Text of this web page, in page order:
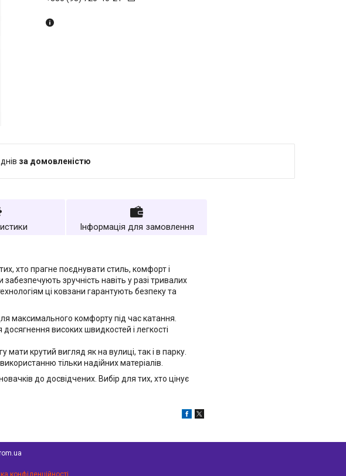
за домовленістю
Інформація для замовлення
хто прагне поєднувати стиль, комфорт і
забезпечують зручність навіть у разі тривалих
ці ковзани гарантують безпеку та
максимального комфорту під час катання.
досягнення високих швидкостей і легкості
мати крутий вигляд як на вулиці, так і в парку.
тільки надійних матеріалів.
до досвідчених. Вибір для тих, хто цінує
конфіденційності